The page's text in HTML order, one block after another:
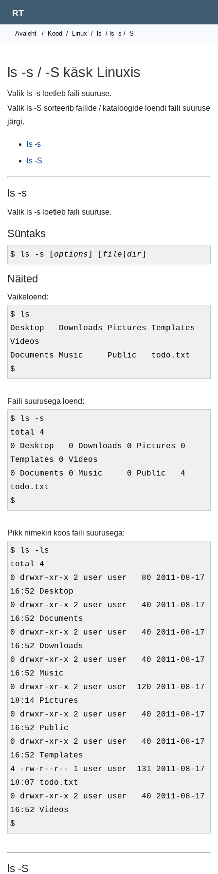
RT
Avaleht / Kood / Linux / ls / ls -s / -S
ls -s / -S käsk Linuxis
Valik ls -s loetleb faili suuruse.
Valik ls -S sorteerib failide / kataloogide loendi faili suuruse
järgi.
ls -s
ls -S
ls -s
Valik ls -s loetleb faili suuruse.
Süntaks
$ ls -s [ options file dir
Näited
Vaikeloend:
$ ls
Desktop Downloads Pictures Templates
Videos
Documents Music Public todo.txt
$
Faili suurusega loend:
$ ls -s
total 4
0 Desktop 0 Downloads 0 Pictures 0
Templates 0 Videos
0 Documents 0 Music 0 Public 4
todo.txt
$
Pikk nimekiri koos faili suurusega:
$ ls -ls
total 4
0 drwxr-xr-x 2 user user 80 2011-08-17
16:52 Desktop
0 drwxr-xr-x 2 user user 40 2011-08-17
16:52 Documents
0 drwxr-xr-x 2 user user 40 2011-08-17
16:52 Downloads
0 drwxr-xr-x 2 user user 40 2011-08-17
16:52 Music
0 drwxr-xr-x 2 user user 120 2011-08-17
18:14 Pictures
0 drwxr-xr-x 2 user user 40 2011-08-17
16:52 Public
0 drwxr-xr-x 2 user user 40 2011-08-17
16:52 Templates
4 -rw-r--r-- 1 user user 131 2011-08-17
18:07 todo.txt
0 drwxr-xr-x 2 user user 40 2011-08-17
16:52 Videos
$
ls -S